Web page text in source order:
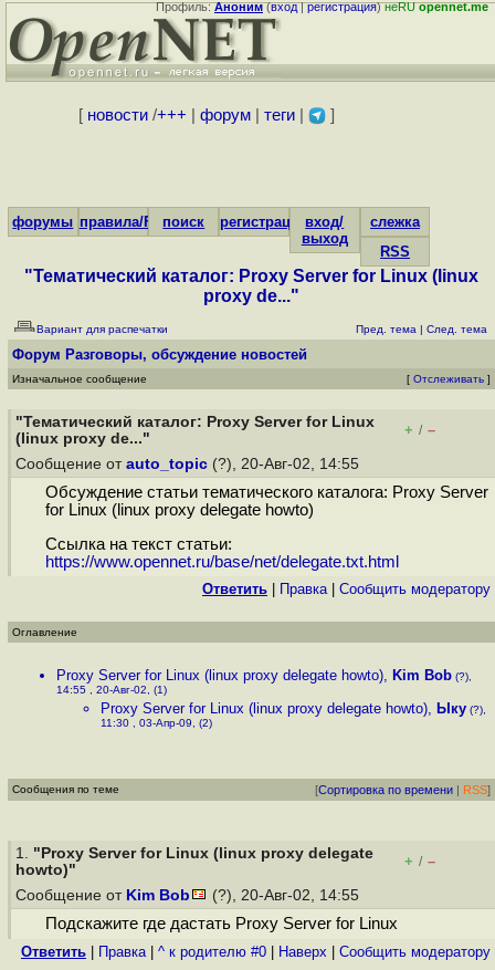
Профиль:Аноним(вход|регистрация)неRUopennet.me
[ новости/+++ форум| теги| ]
форумы правила/FAQпоиск регистрациявход/
выход
слежка
RSS
"Тематический каталог: Proxy Server for Linux (linux
proxy de..."
Вариант для распечатки Пред. тема | След. тема
Форум Разговоры, обсуждение новостей
Изначальное сообщение [ Отслеживать ]
"Тематический каталог: Proxy Server for Linux
(linux proxy de..."
+ / –
Сообщение от auto_topic (?), 20-Авг-02, 14:55
Обсуждение статьи тематического каталога: Proxy Server
for Linux (linux proxy delegate howto)
Ссылка на текст статьи:
https://www.opennet.ru/base/net/delegate.txt.html
Ответить Правка| Cообщить модератору
Оглавление
Proxy Server for Linux (linux proxy delegate howto), Kim Bob (?),
14:55 , 20-Авг-02, (1)
Proxy Server for Linux (linux proxy delegate howto), Ыку (?),
11:30 , 03-Апр-09, (2)
Сообщения по теме [Сортировка по времени | RSS]
1. "Proxy Server for Linux (linux proxy delegate
howto)"
+ / –
Сообщение от Kim Bob (?), 20-Авг-02, 14:55
Подскажите где дастать Proxy Server for Linux
Ответить Правка| ^ к родителю #0 Наверх Cообщить модератору